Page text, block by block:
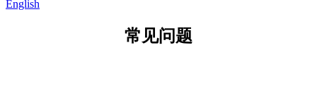
English
常见问题